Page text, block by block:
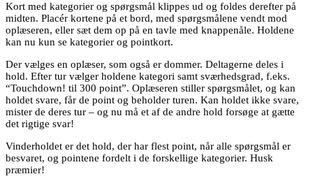
Kort med kategorier og spørgsmål klippes ud og foldes derefter på
midten. Placér kortene på et bord, med spørgsmålene vendt mod
oplæseren, eller sæt dem op på en tavle med knappenåle. Holdene
kan nu kun se kategorier og pointkort.
Der vælges en oplæser, som også er dommer. Deltagerne deles i
hold. Efter tur vælger holdene kategori samt sværhedsgrad, f.eks.
“Touchdown! til 300 point”. Oplæseren stiller spørgsmålet, og kan
holdet svare, får de point og beholder turen. Kan holdet ikke svare,
mister de deres tur – og nu må et af de andre hold forsøge at gætte
det rigtige svar!
Vinderholdet er det hold, der har flest point, når alle spørgsmål er
besvaret, og pointene fordelt i de forskellige kategorier. Husk
præmier!